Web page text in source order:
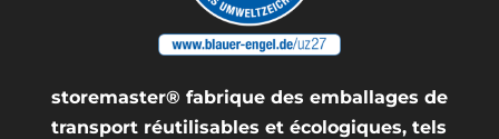
storemaster® fabrique des emballages de
transport réutilisables et écologiques, tels